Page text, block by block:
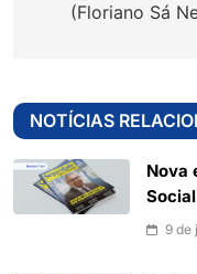
(Floriano Sá
NOTÍCIAS
Nova
9 de